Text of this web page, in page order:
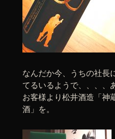
なんだか今、うちの社長
てるいるようで、、、、
お客様より松井酒造「
酒」を。